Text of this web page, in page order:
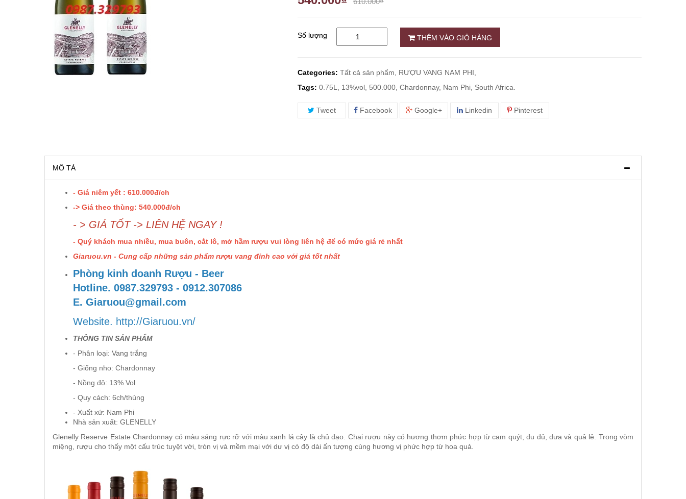
RƯỢU VANG MỸ
RƯỢU VANG NGỌT
RƯỢU VANG BỊCH
RƯỢU WHISKY
RƯỢU COGNAC
RƯỢU VANG ĐÀ LẠT
Rượu Vang Argentina
RƯỢU VANG NAM PHI
Số lượng THÊM VÀO GIỎ HÀNG
Categories: Tất cả sản phẩm,
RƯỢU VANG NAM PHI,
Tags: 0.75L, 13%vol, 500.000, Chardonnay, Nam Phi, South Africa.
Tweet Facebook Google+ Linkedin Pinterest
MÔ TẢ
- Giá niêm yết : 610.000đ/ch
-> Giá theo thùng: 540.000đ/ch
- > GIÁ TỐT -> LIÊN HỆ NGAY !
- Quý khách mua nhiều, mua buôn, cắt lô, mở hầm rượu vui lòng liên hệ để có mức giá rẻ nhất
Giaruou.vn - Cung cấp những sản phẩm rượu vang đỉnh cao với giá tốt nhất
Phòng kinh doanh Rượu - Beer
Hotline. 0987.329793 - 0912.307086
E. Giaruou@gmail.com
Website. http://Giaruou.vn/
THÔNG TIN SẢN PHẨM
- Phân loại: Vang trắng
- Giống nho: Chardonnay
- Nồng độ: 13% Vol
- Quy cách: 6ch/thùng
- Xuất xứ: Nam Phi
Nhà sản xuất: GLENELLY
Glenelly Reserve Estate Chardonnay có màu sáng rực rỡ với màu xanh lá cây là chủ đạo. Chai rượu này có hương thơm phức hợp từ cam quýt, đu đủ, dưa và quả lê. Trong vòm
miệng, rượu cho thấy một cấu trúc tuyệt vời, tròn vị và mềm mại với dư vị có độ dài ấn tượng cùng hương vị phức hợp từ hoa quả.